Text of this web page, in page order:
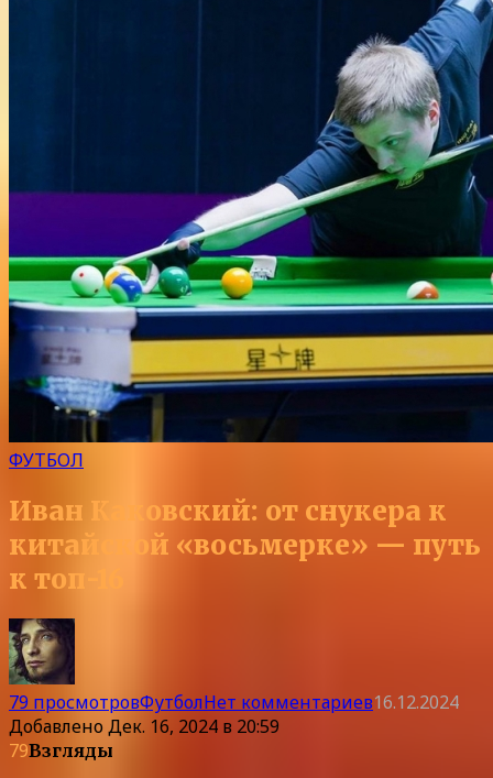
ФУТБОЛ
Иван Каковский: от снукера к
китайской «восьмерке» — путь
к топ-16
79 просмотровФутболНет комментариев16.12.2024
ДобавленоДек. 16, 2024 в 20:59
79Взгляды